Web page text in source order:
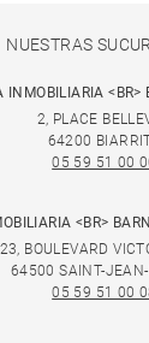
NUESTRAS
INMOBILIARIA <BR>
2, PLACE
64200
05 59 51 00
<BR>
23, BOULEVARD
64500 SAINT-
05 59 51 00